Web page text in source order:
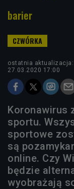
barier
ostatnia aktualizacja:
27.03.2020 17:00
Koronawirus
sportu.
sportowe
są
online. Czy
będzie
wyobrażają